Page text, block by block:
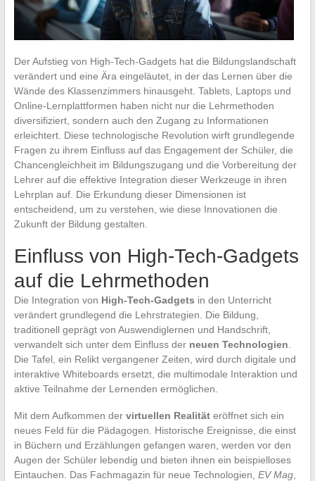
Der Aufstieg von High-Tech-Gadgets hat die Bildungslandschaft
verändert und eine Ära eingeläutet, in der das Lernen über die
Wände des Klassenzimmers hinausgeht. Tablets, Laptops und
Online-Lernplattformen haben nicht nur die Lehrmethoden
diversifiziert, sondern auch den Zugang zu Informationen
erleichtert. Diese technologische Revolution wirft grundlegende
Fragen zu ihrem Einfluss auf das Engagement der Schüler, die
Chancengleichheit im Bildungszugang und die Vorbereitung der
Lehrer auf die effektive Integration dieser Werkzeuge in ihren
Lehrplan auf. Die Erkundung dieser Dimensionen ist
entscheidend, um zu verstehen, wie diese Innovationen die
Zukunft der Bildung gestalten.
Einfluss von High-Tech-Gadgets
auf die Lehrmethoden
Die Integration von High-Tech-Gadgets in den Unterricht
verändert grundlegend die Lehrstrategien. Die Bildung,
traditionell geprägt von Auswendiglernen und Handschrift,
verwandelt sich unter dem Einfluss der neuen Technologien
Die Tafel, ein Relikt vergangener Zeiten, wird durch digitale und
interaktive Whiteboards ersetzt, die multimodale Interaktion und
aktive Teilnahme der Lernenden ermöglichen.
Mit dem Aufkommen der virtuellen Realitäteröffnet sich ein
neues Feld für die Pädagogen. Historische Ereignisse, die einst
in Büchern und Erzählungen gefangen waren, werden vor den
Augen der Schüler lebendig und bieten ihnen ein beispielloses
Eintauchen. Das Fachmagazin für neue Technologien, EV Mag,